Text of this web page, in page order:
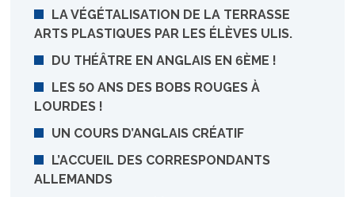
LA VÉGÉTALISATION DE LA TERRASSE
ARTS PLASTIQUES PAR LES ÉLÈVES ULIS.
DU THÉÂTRE EN ANGLAIS EN 6ÈME !
LES 50 ANS DES BOBS ROUGES À
LOURDES !
UN COURS D’ANGLAIS CRÉATIF
L’ACCUEIL DES CORRESPONDANTS
ALLEMANDS